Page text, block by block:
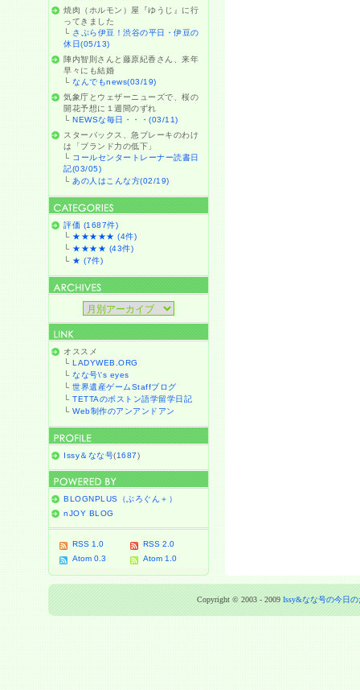
焼肉（ホルモン）屋『ゆうじ』に行
ってきました
└ さぷら伊豆！渋谷の平日・伊豆の
休日(05/13)
陣内智則さんと藤原紀香さん、来年
早々にも結婚
└なんでもnews(03/19)
気象庁とウェザーニューズで、桜の
開花予想に１週間のずれ
└NEWSな毎日・・・(03/11)
スターバックス、急ブレーキのわけ
は「ブランド力の低下」
└ コールセンタートレーナー読書日
記(03/05)
└ あの人はこんな方(02/19)
評価 (1687件)
└ ★★★★★ (4件)
└ ★★★★ (43件)
└ ★ (7件)
オススメ
└LADYWEB.ORG
└なな号\'s eyes
└世界遺産ゲームStaffブログ
└TETTAのボストン語学留学日記
└Web制作のアンアンドアン
Issy＆なな号(1687)
BLOGNPLUS（ぶろぐん＋）
nJOY BLOG
RSS 1.0
RSS 2.0
Atom 0.3
Atom 1.0
Copyright © 2003 - 2009 Issy&なな号の今日